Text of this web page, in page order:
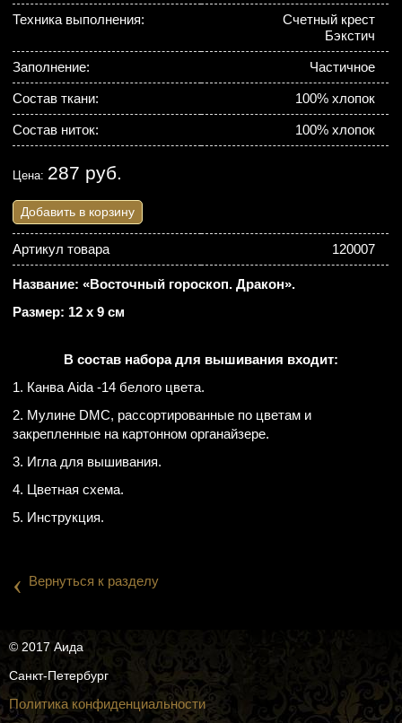
Техника выполнения:
Счетный крест
Бэкстич
Заполнение: Частичное
Состав ткани: 100% хлопок
Состав ниток: 100% хлопок
Цена: 287 руб.
Добавить в корзину
Артикул товара 120007
Название: «Восточный гороскоп. Дракон».
Размер: 12 х 9 см
В состав набора для вышивания входит:
1. Канва Aida -14 белого цвета.
2. Мулине DMC, рассортированные по цветам и
закрепленные на картонном органайзере.
3. Игла для вышивания.
4. Цветная схема.
5. Инструкция.
‹ Вернуться к разделу
© 2017 Аида
Санкт-Петербург
Политика конфиденциальности